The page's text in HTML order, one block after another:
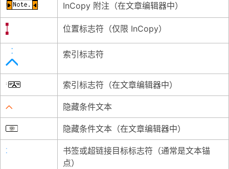
InCopy 附注（在文章编辑器中）
位置标志符（仅限 InCopy）
索引标志符
索引标志符（在文章编辑器中）
隐藏条件文本
隐藏条件文本（在文章编辑器中）
书签或超链接目标标志符（通常是文本锚
点）